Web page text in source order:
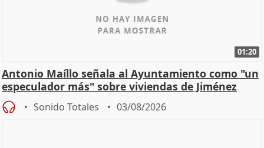
01:20
Antonio Maíllo señala al Ayuntamiento como "un
especulador más" sobre viviendas de Jiménez
Becerril
Sonido Totales 03/08/2026